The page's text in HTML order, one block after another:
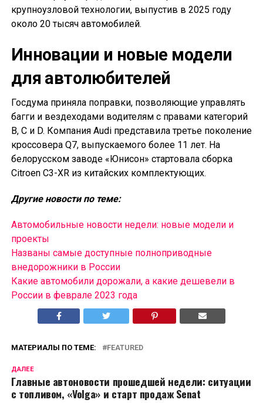
крупноузловой технологии, выпустив в 2025 году
около 20 тысяч автомобилей.
Инновации и новые модели
для автолюбителей
Госдума приняла поправки, позволяющие управлять
багги и вездеходами водителям с правами категорий
B, C и D. Компания Audi представила третье поколение
кроссовера Q7, выпускаемого более 11 лет. На
белорусском заводе «Юнисон» стартовала сборка
Citroen C3-XR из китайских комплектующих.
Другие новости по теме:
Автомобильные новости недели: новые модели и
проекты
Названы самые доступные полноприводные
внедорожники в России
Какие автомобили дорожали, а какие дешевели в
России в феврале 2023 года
МАТЕРИАЛЫ ПО ТЕМЕ: FEATURED
ДАЛЕЕ
Главные автоновости прошедшей недели: ситуации
с топливом, «Volga» и старт продаж Senat